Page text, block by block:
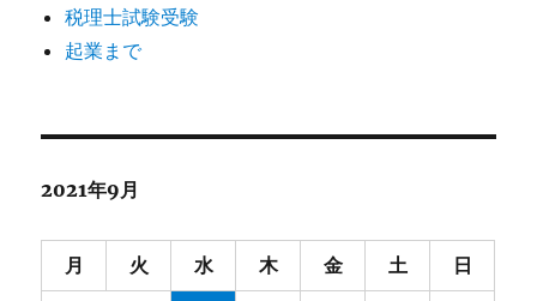
税理士試験受験
起業まで
2021年9月
月 火 水 木 金 土 日